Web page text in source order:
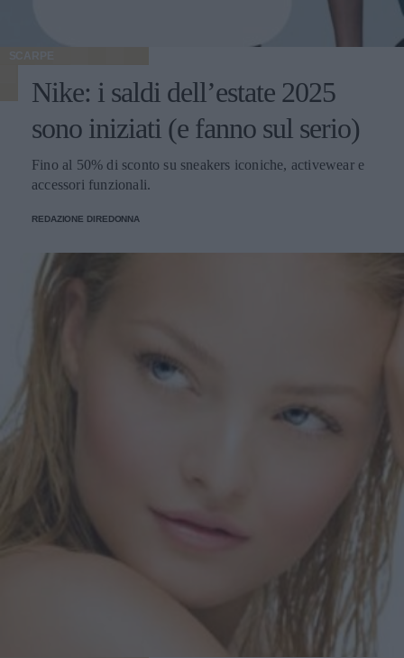
SCARPE
Nike: i saldi dell’estate 2025
sono iniziati (e fanno sul serio)
Fino al 50% di sconto su sneakers iconiche, activewear e
accessori funzionali.
REDAZIONE DIREDONNA